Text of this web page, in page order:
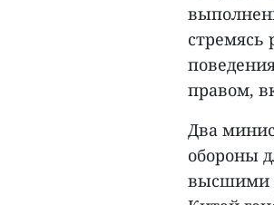
стремясь
правом,
Два
обороны
высшими